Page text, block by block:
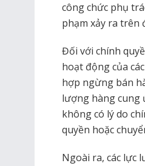
công chức phụ
phạm xảy ra trên
Đối với chính
hoạt động của
hợp ngừng bán
lượng hàng cung
không có lý do
quyền hoặc
Ngoài ra, các lực